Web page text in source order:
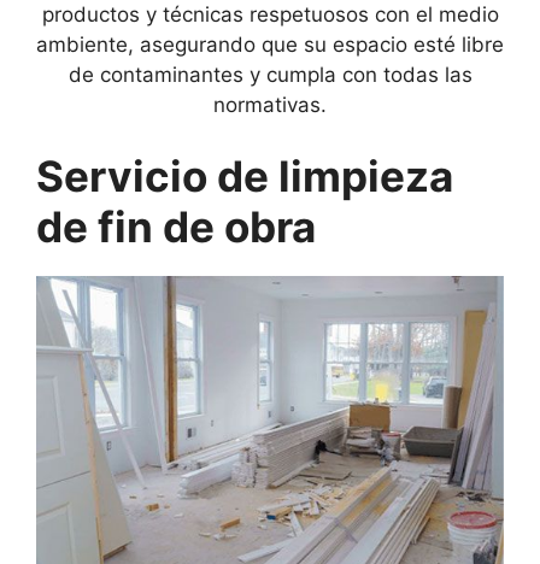
productos y técnicas respetuosos con el medio
ambiente, asegurando que su espacio esté libre
de contaminantes y cumpla con todas las
normativas.
Servicio de limpieza
de fin de obra